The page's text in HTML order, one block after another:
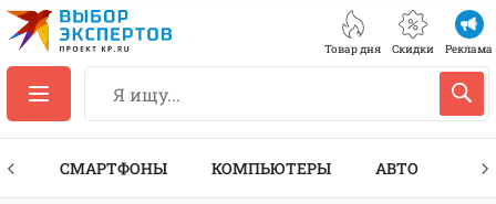
Товар дня Скидки Реклама
СМАРТФОНЫ КОМПЬЮТЕРЫ АВТО